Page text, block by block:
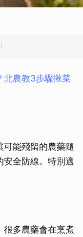
北農教3步驟揪菜
可能殘留的農藥隨
全防線。特別適
很多農藥會在烹煮